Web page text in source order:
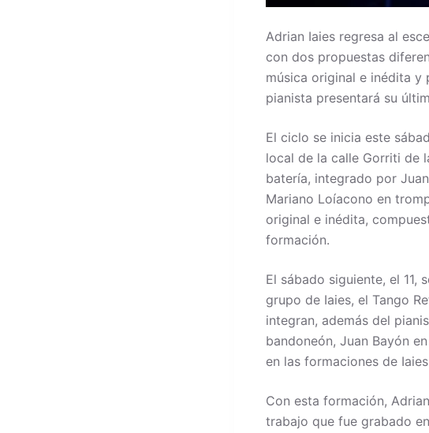
Adrian Iaies regresa al
con dos propuestas
música original e inédita y
pianista presentará su
El ciclo se inicia este
local de la calle Gorriti de
batería, integrado por
Mariano Loíacono en
original e inédita,
formación.
El sábado siguiente, el 11,
grupo de Iaies, el Tango
integran, además del
bandoneón, Juan Bayón
en las formaciones de
Con esta formación,
trabajo que fue grabado